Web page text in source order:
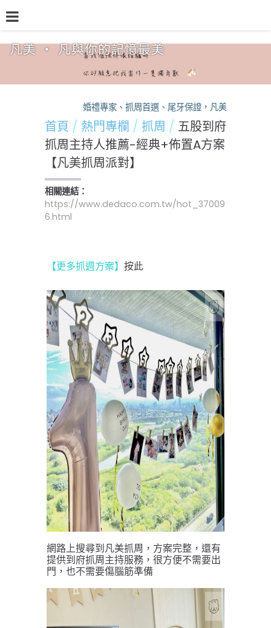
凡美 ‧ 凡與你的記憶最美
熱門專欄 熱銷方案 預約檔期
婚禮專家、抓周首選、尾牙保證，凡美，您的活動神隊
首頁 熱門專欄 抓周
五股到府
抓周主持人推薦-經典+佈置A方案
【凡美抓周派對】
相關連結：
https://www.dedaco.com.tw/hot_37009
6.html
【更多抓週方案】 按此
網路上搜尋到凡美抓周，方案完整，還有
提供到府抓周主持服務，很方便不需要出
門，也不需要傷腦筋準備